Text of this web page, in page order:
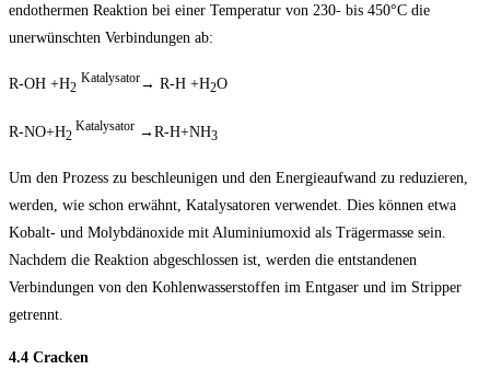
endothermen Reaktion bei einer Temperatur von 230- bis 450°C die
unerwünschten Verbindungen ab:
R-OH +H2
Katalysator→ R-H +H2O
R-NO+H2
Katalysator → R-H+NH3
Um den Prozess zu beschleunigen und den Energieaufwand zu reduzieren,
werden, wie schon erwähnt, Katalysatoren verwendet. Dies können etwa
Kobalt- und Molybdänoxide mit Aluminiumoxid als Trägermasse sein.
Nachdem die Reaktion abgeschlossen ist, werden die entstandenen
Verbindungen von den Kohlenwasserstoffen im Entgaser und im Stripper
getrennt.
4.4 Cracken